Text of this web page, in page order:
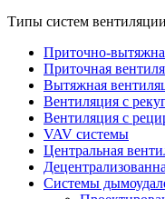
Типы систем вентиляции
Приточно-
Приточная
Вытяжная
Вентиляция с
Вентиляция с
VAV системы
Центральная
Системы